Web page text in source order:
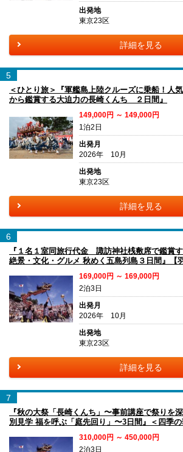
出発地
東京23区
詳細を見る
5
＜ひとり旅＞『軍艦島上陸クルーズに乗船！人
から鑑賞する大迫力の長崎くんち ２日間』
149,000円 ～ 149,000円
1泊2日
出発月
2026年 10月
出発地
東京23区
詳細を見る
6
『１名１室同旅行代金 諏訪神社桟敷席で鑑賞
絶景・文化・グルメ 秋めく五島列島３日間』【
169,000円 ～ 169,000円
2泊3日
出発月
2026年 10月
出発地
東京23区
詳細を見る
7
『秋の大祭「長崎くんち」〜事前講座で祭り
別見学 福を呼ぶ「庭先回り」〜3日間』＜四季の
310,000円 ～ 450,000円
2泊3日